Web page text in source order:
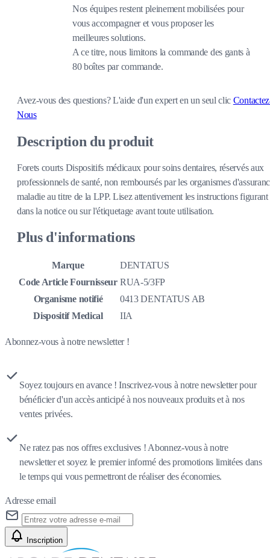
Nos équipes restent pleinement mobilisées pour
vous accompagner et vous proposer les
meilleures solutions.
A ce titre, nous limitons la commande des gants à
80 boîtes par commande.
Avez-vous des questions?L'aide d'un expert en un seul clic
Nous
Description du produit
Forets courts Dispositifs médicaux pour soins dentaires, réservés aux
professionnels de santé, non remboursés par les organismes
maladie au titre de la LPP. Lisez attentivement les instructions figurant
dans la notice ou sur l'étiquetage avant toute utilisation.
Plus d'informations
Marque
DENTATUS
Code Article Fournisseur RUA-5/3FP
Organisme notifié
0413 DENTATUS AB
Dispositif Medical
IIA
Abonnez-vous à notre newsletter !
Soyez toujours en avance ! Inscrivez-vous à notre newsletter pour
bénéficier d'un accès anticipé à nos nouveaux produits et à nos
ventes privées.
Ne ratez pas nos offres exclusives ! Abonnez-vous à notre
newsletter et soyez le premier informé des promotions limitées dans
le temps qui vous permettront de réaliser des économies.
Adresse email
Inscription